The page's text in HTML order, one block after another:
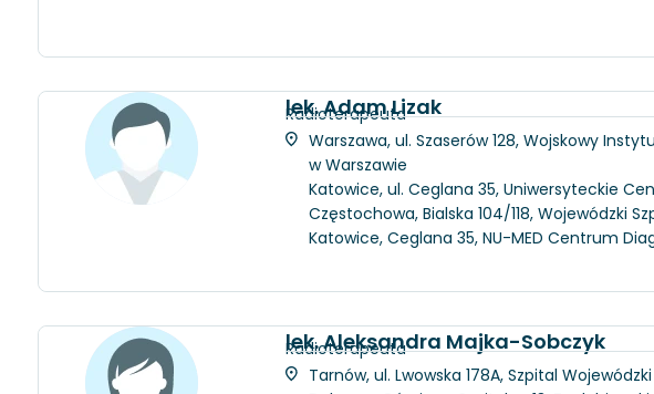
lek. Adam Lizak
Radioterapeuta
Warszawa, ul. Szaserów 128, Wojskowy
w Warszawie
Katowice, ul. Ceglana 35, Uniwersyteckie
Częstochowa, Bialska 104/118, Wojewódzki
Katowice, Ceglana 35, NU-MED Centrum
lek. Aleksandra Majka-Sobczyk
Radioterapeuta
Tarnów, ul. Lwowska 178A, Szpital